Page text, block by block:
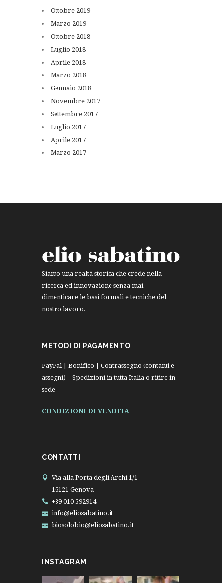
Ottobre 2019
Marzo 2019
Ottobre 2018
Luglio 2018
Aprile 2018
Marzo 2018
Gennaio 2018
Novembre 2017
Settembre 2017
Luglio 2017
Aprile 2017
Marzo 2017
Siamo una realtà storica che crede nella
ricerca ed innovazione senza mai
dimenticare le basi formali e tecniche del
nostro lavoro.
METODI DI PAGAMENTO
PayPal | Bonifico | Contrassegno (contanti e
assegni) – Spedizioni in tutta Italia o ritiro in
sede
CONDIZIONI DI VENDITA
CONTATTI
Via alla Porta degli Archi 1/1
16121 Genova
+39 010 592914
info@eliosabatino.it
biosolobio@eliosabatino.it
INSTAGRAM